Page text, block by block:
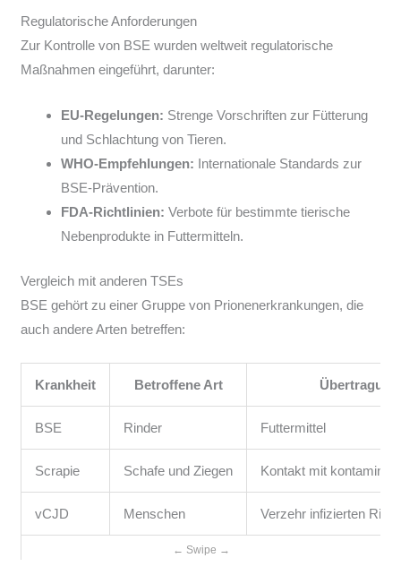
Regulatorische Anforderungen
Zur Kontrolle von BSE wurden weltweit regulatorische
Maßnahmen eingeführt, darunter:
EU-Regelungen: Strenge Vorschriften zur Fütterung
und Schlachtung von Tieren.
WHO-Empfehlungen: Internationale Standards zur
BSE-Prävention.
FDA-Richtlinien: Verbote für bestimmte tierische
Nebenprodukte in Futtermitteln.
Vergleich mit anderen TSEs
BSE gehört zu einer Gruppe von Prionenerkrankungen, die
auch andere Arten betreffen:
Krankheit Betroffene Art
BSE Rinder Futtermittel
Scrapie Schafe und Ziegen Kontakt mit
vCJD Menschen Verzehr infizierten